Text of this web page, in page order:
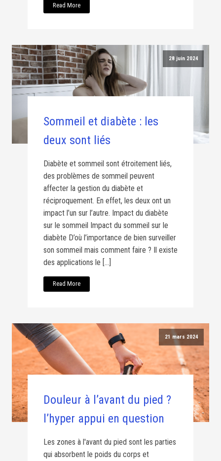
Read More
28 juin 2024
Sommeil et diabète : les
deux sont liés
Diabète et sommeil sont étroitement liés,
des problèmes de sommeil peuvent
affecter la gestion du diabète et
réciproquement. En effet, les deux ont un
impact l’un sur l’autre. Impact du diabète
sur le sommeil Impact du sommeil sur le
diabète D’où l’importance de bien surveiller
son sommeil mais comment faire ? Il existe
des applications le […]
Read More
21 mars 2024
Douleur à l’avant du pied ?
l’hyper appui en question
Les zones à l'avant du pied sont les parties
qui absorbent le poids du corps et